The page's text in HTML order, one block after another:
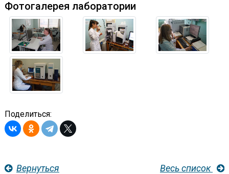
Фотогалерея лаборатории
Поделиться:
Вернуться Весь список